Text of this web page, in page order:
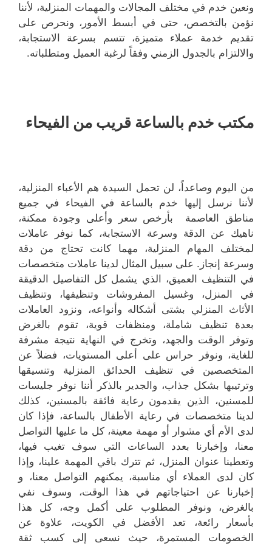
ونعين خدم في مختلف المجالات والمهمات المنزلية، لأننا
نؤمن بالتخصص، حتى في أبسط الأمور، ونحرص على
تقديم خدمة عملاء متميزة، تتسم بسرعة الاستجابة،
والالتزام بالجدول الزمني وفقاً لرغبة العميل ومتطلباته.
مكتب خدم بالساعة قريب من الفيحاء
من اليوم وصاعداً، لن تحمل السيدة هم الأعباء المنزلية،
لأننا نرسل إليها خدم بالساعة في الفيحاء في جميع
مناطق العاصمة بأرخص سعر وأعلى وجودة ممكنة،
ناهيك عن الدقة وسرعة الاستجابة، كما نوفر عاملات
لمختلف المهام المنزلية، مهما كانت تحتاج من دقة
وسرعة إنجاز. على سبيل المثال لدينا عاملات متخصصات
في التنظيف العميق، الذي يشمل كل التفاصيل الدقيقة
في المنزل، وغسيل المفروشات وتنظيفها، وتنظيف
الأثاث المنزلي بشتى أشكاله وأنواعه، ونزود العاملات
بعدة تنظيف شاملة، ومنظفات قوية، تقوم بالغرض
وتوفر الوقت والجهد، وتخرج في النهاية نتيجة مشرفة
للغاية، ونوفر حراس على أعلى المستويات، فضلاً عن
المتخصصين في تنظيف الحدائق المنزلية وتنسيقها
وترتيبها بشكل جذاب، والجدير بالذكر أننا نوفر جليسات
للمسنين، الذين يقدمون رعاية فائقة بالمسنين، كذلك
لدينا متخصصات في رعاية الأطفال بالساعة، فإذا كان
لدى الأم أي مشوار أو مهمة معينة، كل ما عليها التواصل
معنا، وإخبارنا بعدد الساعات التي سوف تغيب فيها،
وتعطينا عنوان المنزل، ثم تترك باقي المهمة علينا، وإذا
كان لدى العملاء أي مناسبة، يمكنهم التواصل معنا، و
إخبارنا عن احتياجاتهم في هذا الوقت، وسوف نفي
بالغرض، ونوفر المطلوب على أكمل وجه، كل هذا
بأسعار رائعة، تعد الأفضل في الكويت، علاوة عن
الخصومات المستمرة، حيث نسعى إلى كسب ثقة